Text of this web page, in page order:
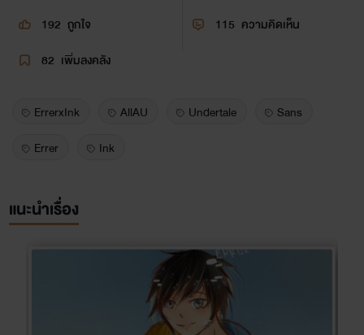
192 ถูกใจ 115 ความคิดเห็น
82 เพิ่มลงคลัง
ErrerxInk AllAU Undertale
Sans
Errer
Ink
แนะนำเรื่อง